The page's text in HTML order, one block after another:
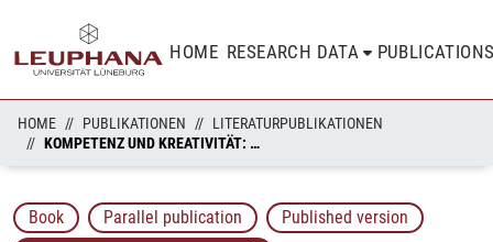
HOME RESEARCH DATA
HOME PUBLIKATIONEN
LITERATURPUBLIKATIONEN
KOMPETENZ UND KREATIVITÄT: EINE UNIVERSITÄT IN ENTWICKLUNG
Book Parallel publication
Published version